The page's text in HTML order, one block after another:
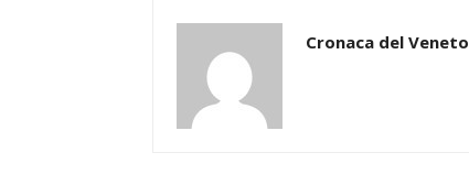
Cronaca del Veneto